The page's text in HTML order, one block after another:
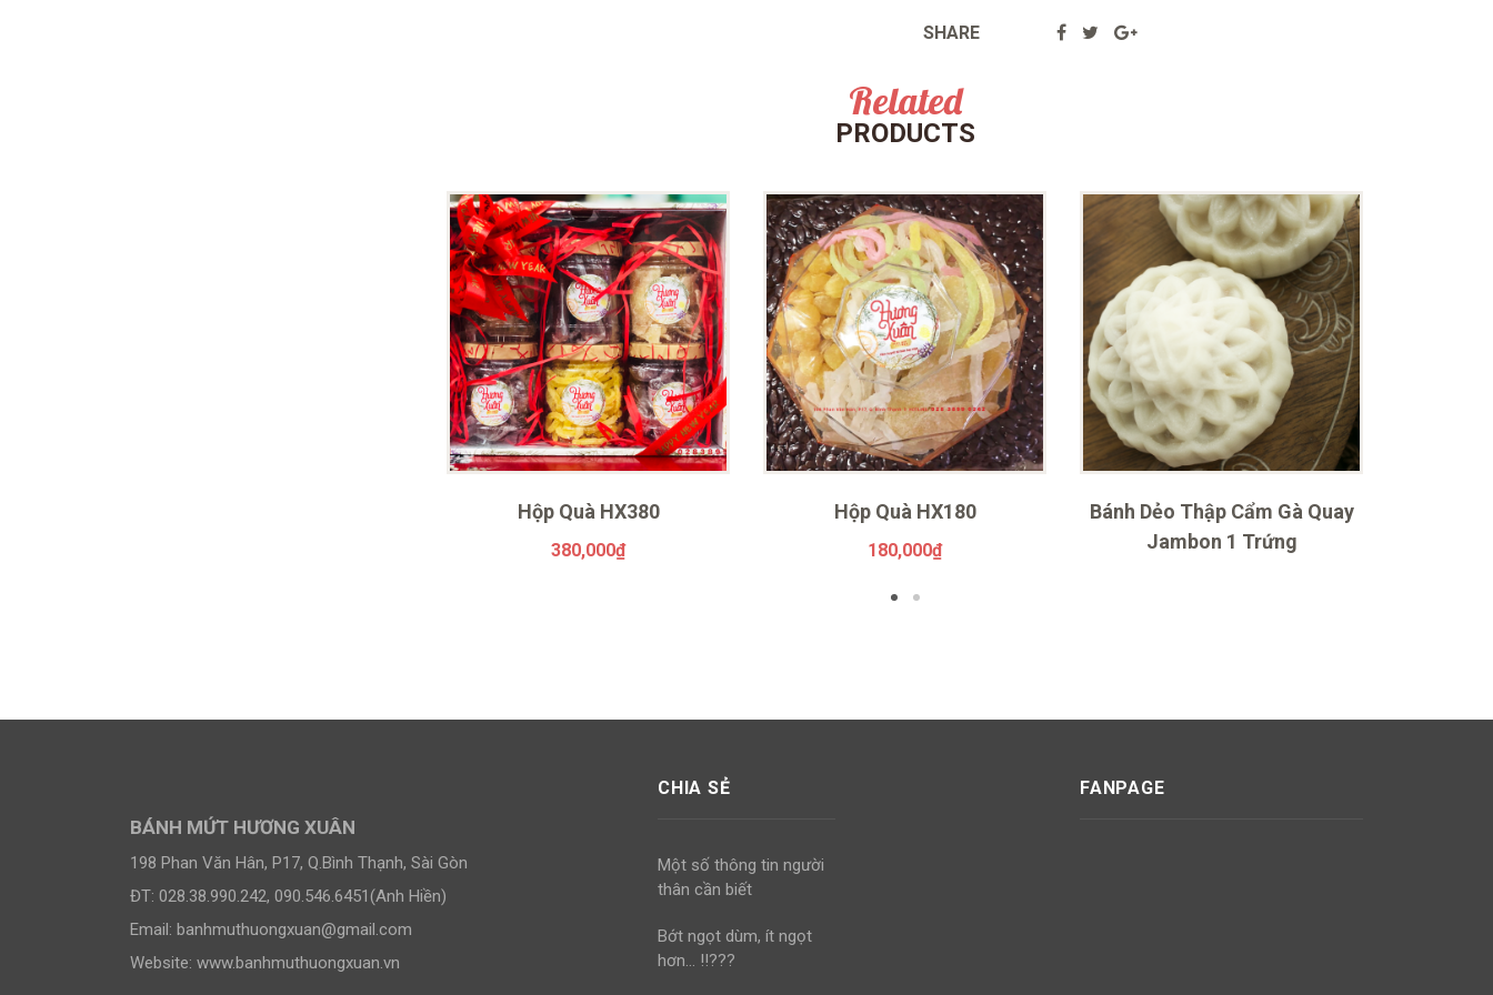
SHARE
Related
PRODUCTS
Hộp Quà HX380
380,000₫
Hộp Quà HX180
180,000₫
Bánh Dẻo Thập Cẩm Gà Quay
Jambon 1 Trứng
BÁNH MỨT HƯƠNG XUÂN
198 Phan Văn Hân, P17, Q.Bình Thạnh, Sài Gòn
ĐT: 028.38.990.242, 090.546.6451(Anh Hiền)
Email: banhmuthuongxuan@gmail.com
Website: www.banhmuthuongxuan.vn
CHIA SẺ
Một số thông tin người
thân cần biết
Bớt ngọt dùm, ít ngọt
hơn… !!???
FANPAGE